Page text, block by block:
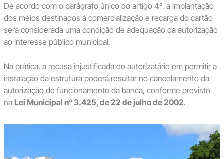
De acordo com o parágrafo único do artigo 4º, a implantação
dos meios destinados à comercialização e recarga do cartão
será considerada uma condição de adequação da autorização
ao interesse público municipal.
Na prática, a recusa injustificada do autorizatário em permitir a
instalação da estrutura poderá resultar no cancelamento da
autorização de funcionamento da banca, conforme previsto
na Lei Municipal nº 3.425, de 22 de julho de 2002.